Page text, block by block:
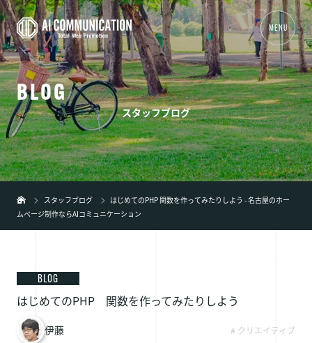
MENU
01 TOP
02事業内容+
03 制作実績
05新着情報
弊社の特徴
BLOG
スタッフブログ
スタッフブログ
はじめてのPHP 関数を作ってみたりしよう - 名古屋のホー
ムページ制作ならAIコミュニケーション
BLOG
はじめてのPHP 関数を作ってみたりしよう
伊藤 # クリエイティブ